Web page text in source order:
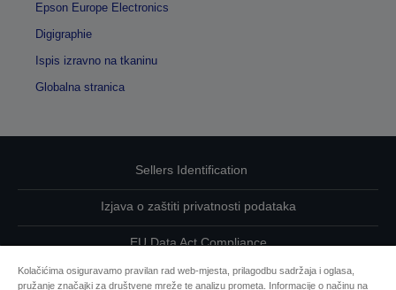
Epson Europe Electronics
Digigraphie
Ispis izravno na tkaninu
Globalna stranica
Sellers Identification
Izjava o zaštiti privatnosti podataka
EU Data Act Compliance
Kontaktirajte nas u vezi svojih podataka
Kolačićima osiguravamo pravilan rad web-mjesta, prilagodbu sadržaja i oglasa,
pružanje značajki za društvene mreže te analizu prometa. Informacije o načinu na